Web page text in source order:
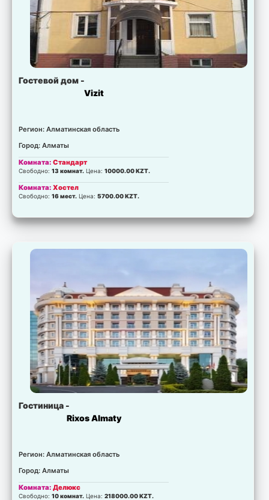
Гостевой дом -
Vizit
Регион: Алматинская область
Город: Алматы
Комната:Стандарт
Свободно:13 комнат. Цена:10000.00 KZT.
Комната:Хостел
Свободно:16 мест. Цена:5700.00 KZT.
Гостиница -
Rixos Almaty
Регион: Алматинская область
Город: Алматы
Комната:Делюкс
Свободно:10 комнат. Цена:218000.00 KZT.